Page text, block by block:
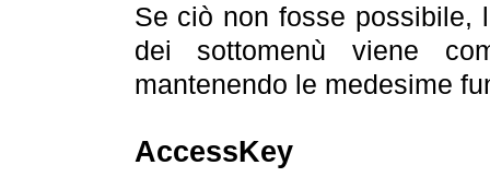
Se ciò non fosse possibile,
dei sottomenù viene
mantenendo le medesime
AccessKey